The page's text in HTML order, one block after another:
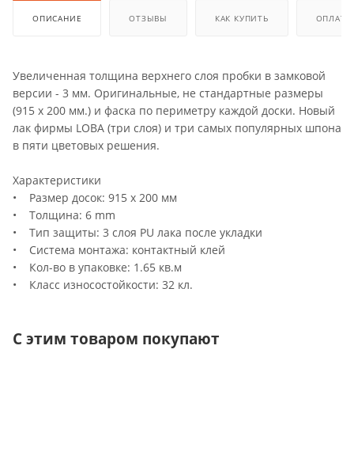
ОПИСАНИЕ ОТЗЫВЫ КАК КУПИТЬ ОПЛАТА
Увеличенная толщина верхнего слоя пробки в замковой
версии - 3 мм. Оригинальные, не стандартные размеры
(915 х 200 мм.) и фаска по периметру каждой доски. Новый
лак фирмы LOBA (три слоя) и три самых популярных шпона
в пяти цветовых решения.
Характеристики
• Размер досок: 915 х 200 мм
• Толщина: 6 mm
• Тип защиты: 3 слоя PU лака после укладки
• Система монтажа: контактный клей
• Кол-во в упаковке: 1.65 кв.м
• Класс износостойкости: 32 кл.
С этим товаром покупают